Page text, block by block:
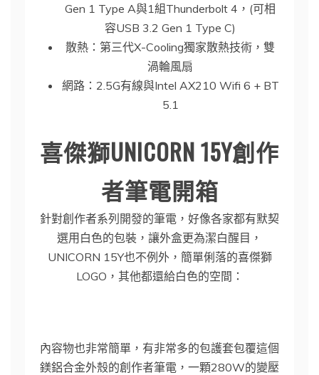
Gen 1 Type A與1組Thunderbolt 4，(可相
容USB 3.2 Gen 1 Type C)
散熱：第三代X-Cooling獨家散熱技術，雙
渦輪風扇
網路：2.5G有線與Intel AX210 Wifi 6 + BT
5.1
喜傑獅UNICORN 15Y創作
者筆電開箱
針對創作者系列開發的筆電，好像各家都有默契
選用白色的包裝，讓外盒更為潔白醒目，
UNICORN 15Y也不例外，簡單俐落的喜傑獅
LOGO，其他都還給白色的空間：
內容物也非常簡單，有非常多的包護套包覆這個
鎂鋁合金外殼的創作者筆電，一顆280W的變壓